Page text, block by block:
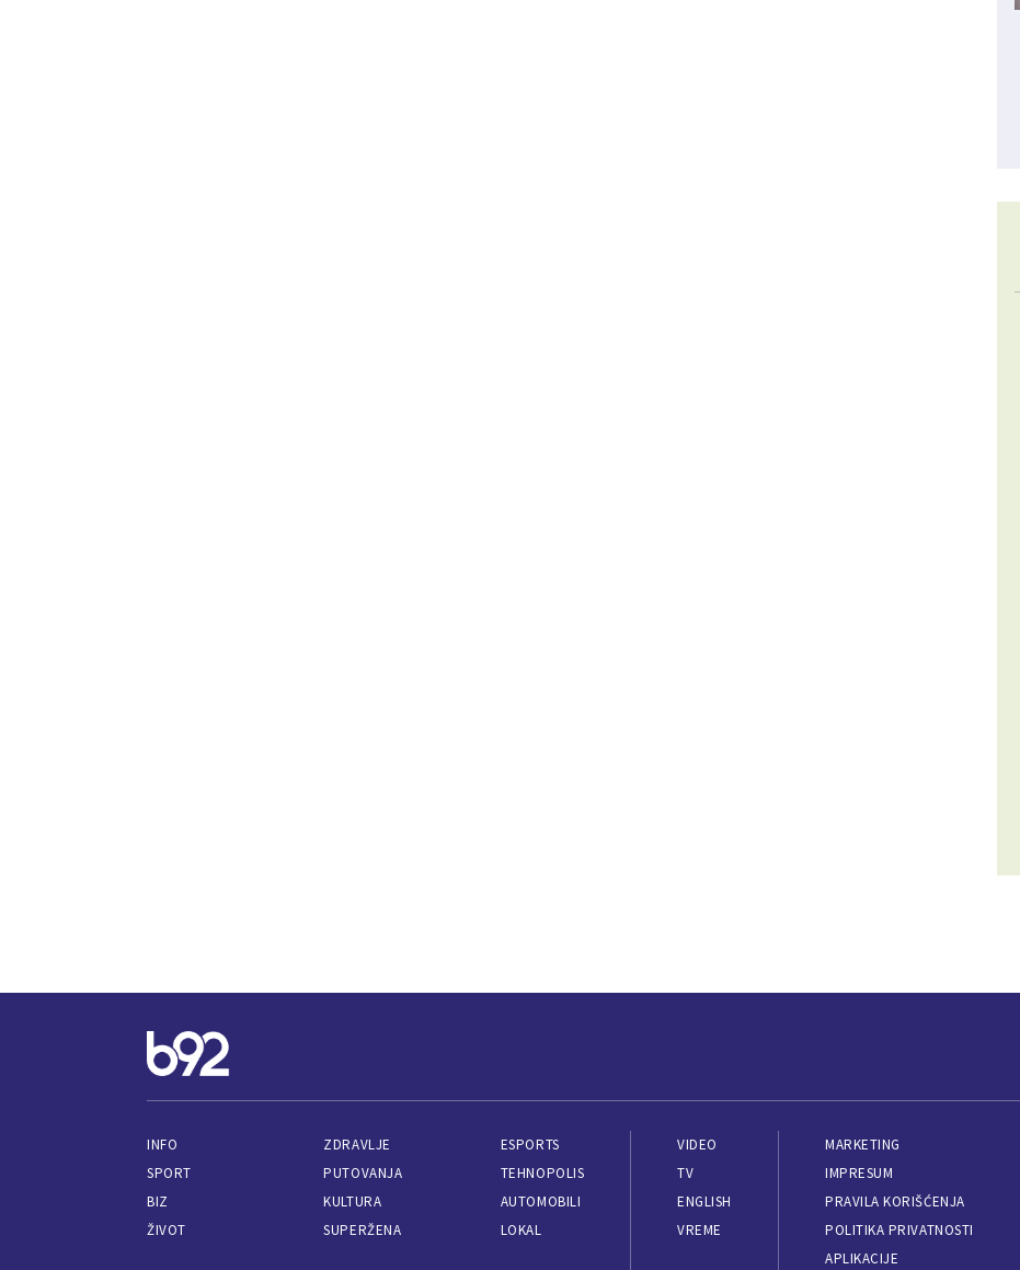
INFO
SPORT
BIZ
ŽIVOT
ZDRAVLJE
PUTOVANJA
KULTURA
SUPERŽENA
ESPORTS
TEHNOPOLIS
AUTOMOBILI
LOKAL
VIDEO
TV
ENGLISH
VREME
MARKETING
IMPRESUM
PRAVILA KORIŠĆENJA
POLITIKA PRIVATNOSTI
APLIKACIJE